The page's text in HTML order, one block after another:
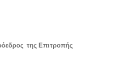
της Επιτροπής